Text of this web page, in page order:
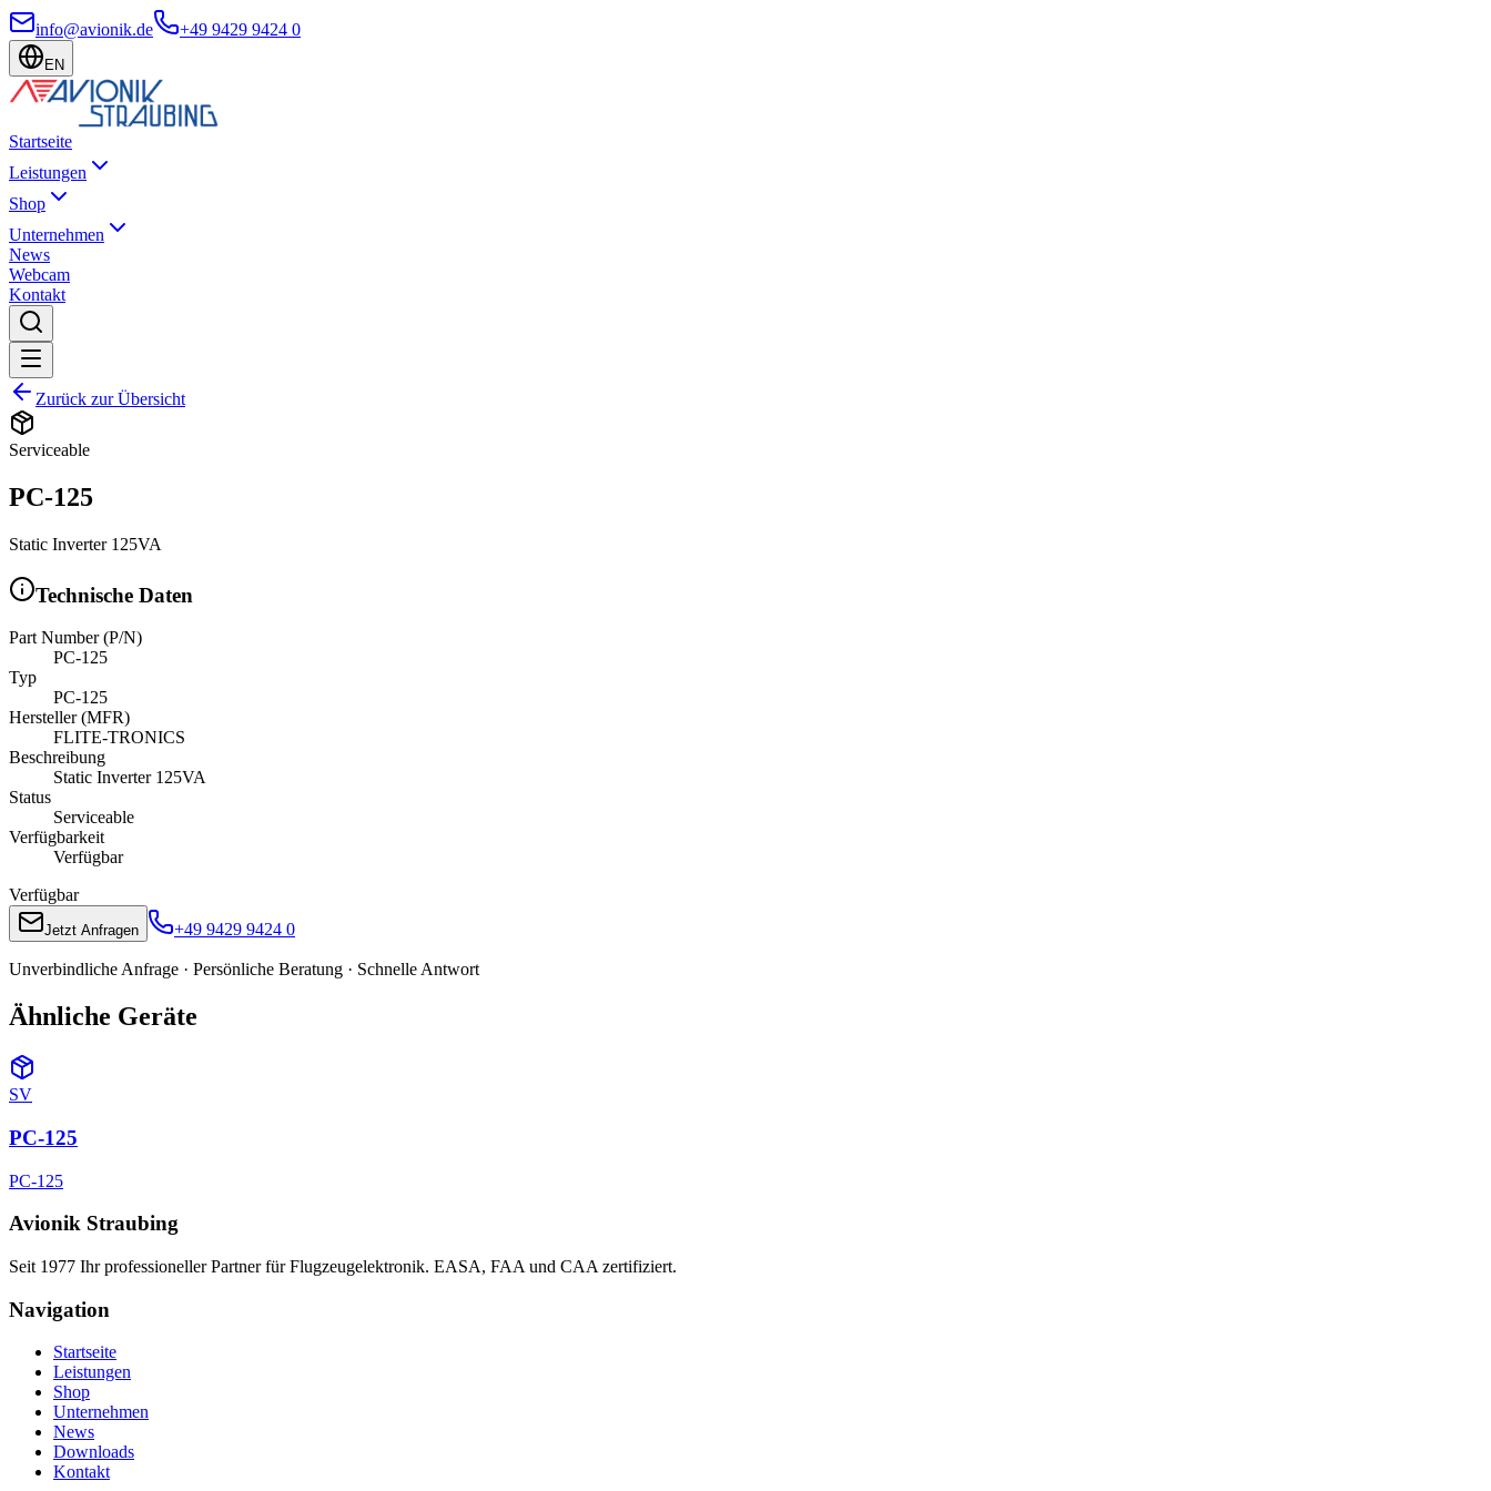
info@avionik.de +49 9429 9424 0
EN
Startseite
Leistungen
Shop
Unternehmen
News
Webcam
Kontakt
Zurück zur Übersicht
Serviceable
PC-125
Static Inverter 125VA
Technische Daten
Part Number (P/N)
PC-125
Typ
PC-125
Hersteller (MFR)
FLITE-TRONICS
Beschreibung
Static Inverter 125VA
Status
Serviceable
Verfügbarkeit
Verfügbar
Verfügbar
Jetzt Anfragen +49 9429 9424 0
Unverbindliche Anfrage · Persönliche Beratung · Schnelle Antwort
Ähnliche Geräte
SV
PC-125
PC-125
Avionik Straubing
Seit 1977 Ihr professioneller Partner für Flugzeugelektronik. EASA, FAA und CAA zertifiziert.
Navigation
Startseite
Leistungen
Shop
Unternehmen
News
Downloads
Kontakt